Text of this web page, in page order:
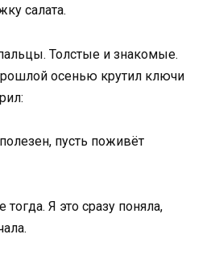
салата.
Толстые и знакомые.
осенью крутил ключи
пусть поживёт
Я это сразу поняла,